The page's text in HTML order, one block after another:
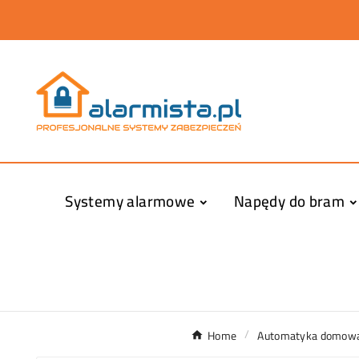
Systemy alarmowe Napędy do bram
Home Automatyka